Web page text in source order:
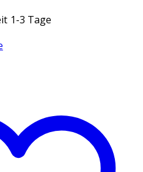
1-3 Tage